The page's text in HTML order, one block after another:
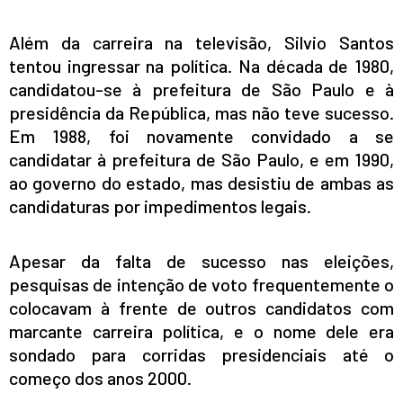
Além da carreira na televisão, Silvio Santos
tentou ingressar na política. Na década de 1980,
candidatou-se à prefeitura de São Paulo e à
presidência da República, mas não teve sucesso.
Em 1988, foi novamente convidado a se
candidatar à prefeitura de São Paulo, e em 1990,
ao governo do estado, mas desistiu de ambas as
candidaturas por impedimentos legais.
Apesar da falta de sucesso nas eleições,
pesquisas de intenção de voto frequentemente o
colocavam à frente de outros candidatos com
marcante carreira política, e o nome dele era
sondado para corridas presidenciais até o
começo dos anos 2000.